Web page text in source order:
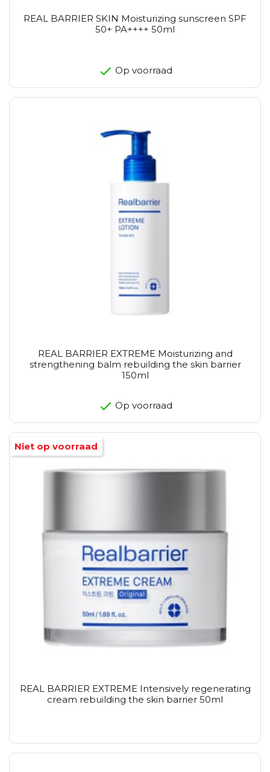
REAL BARRIER SKIN Moisturizing sunscreen SPF
50+ PA++++ 50ml
Op voorraad
REAL BARRIER EXTREME Moisturizing and
strengthening balm rebuilding the skin barrier
150ml
Op voorraad
REAL BARRIER EXTREME Intensively regenerating
cream rebuilding the skin barrier 50ml
Niet op voorraad